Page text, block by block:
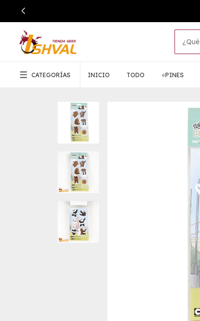
CATEGORÍAS INICIO TODO ⭐PINES